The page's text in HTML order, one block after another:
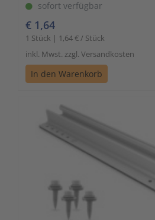
sofort verfügbar
€ 1,64
1 Stück | 1,64 € / Stück
inkl. Mwst. zzgl. Versandkosten
In den Warenkorb